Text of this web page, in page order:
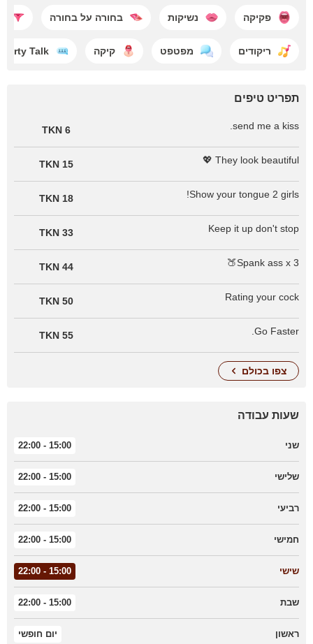
פקיקה נשיקות בחורה על בחורה
ריקודים מפטפט קיקה Dirty Talk
תפריט טיפים
send me a kiss.
6 TKN
They look beautiful 💖
15 TKN
Show your tongue 2 girls!
18 TKN
⁠Keep it up don't stop
33 TKN
Spank ass x 3🍑
44 TKN
Rating your cock
50 TKN
Go Faster.
55 TKN
צפו בכולם
שעות עבודה
שני 15:00 - 22:00
שלישי 15:00 - 22:00
רביעי 15:00 - 22:00
חמישי 15:00 - 22:00
שישי 15:00 - 22:00
שבת 15:00 - 22:00
ראשון יום חופשי